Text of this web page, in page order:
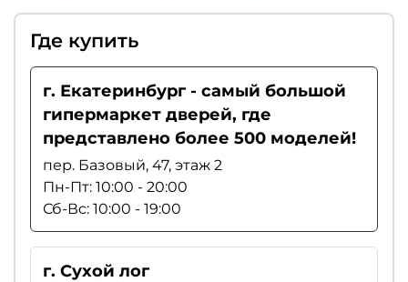
Где купить
г. Екатеринбург - самый большой
гипермаркет дверей, где
представлено более 500 моделей!
пер. Базовый, 47, этаж 2
Пн-Пт: 10:00 - 20:00
Сб-Вс: 10:00 - 19:00
г. Сухой лог